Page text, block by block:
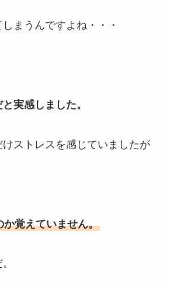
まうんですよね・・・
実感しました。
ストレスを感じていましたが
か覚えていません。